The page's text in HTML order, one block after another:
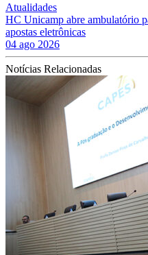
Atualidades
HC Unicamp abre ambulatório
apostas eletrônicas
04 ago 2026
Notícias Relacionadas